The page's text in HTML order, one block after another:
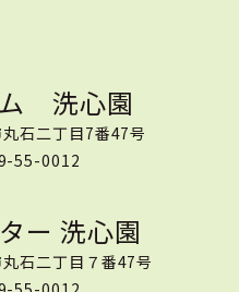
洗心園
石二丁目7番47号
55-0012
ー 洗心園
石二丁目７番47号